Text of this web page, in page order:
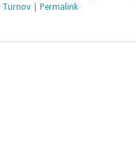
Turnov| Permalink